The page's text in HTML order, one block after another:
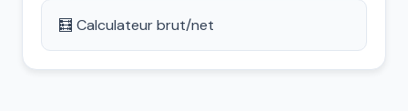
🧮 Calculateur brut/net